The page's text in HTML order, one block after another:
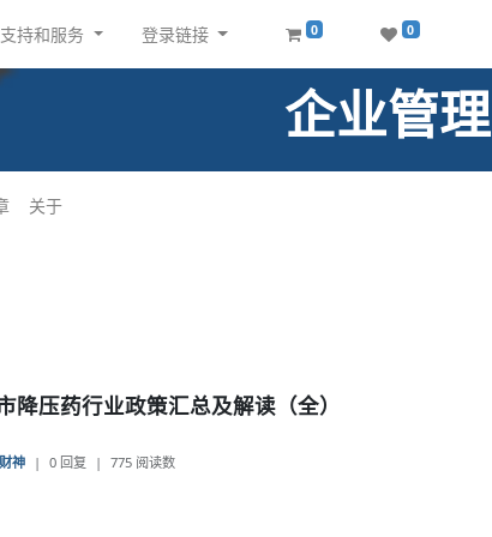
支持和服务 登录链接 0 0
企业管理
关于
压药行业政策汇总及解读（全）
神 | 0 回复 | 775 阅读数